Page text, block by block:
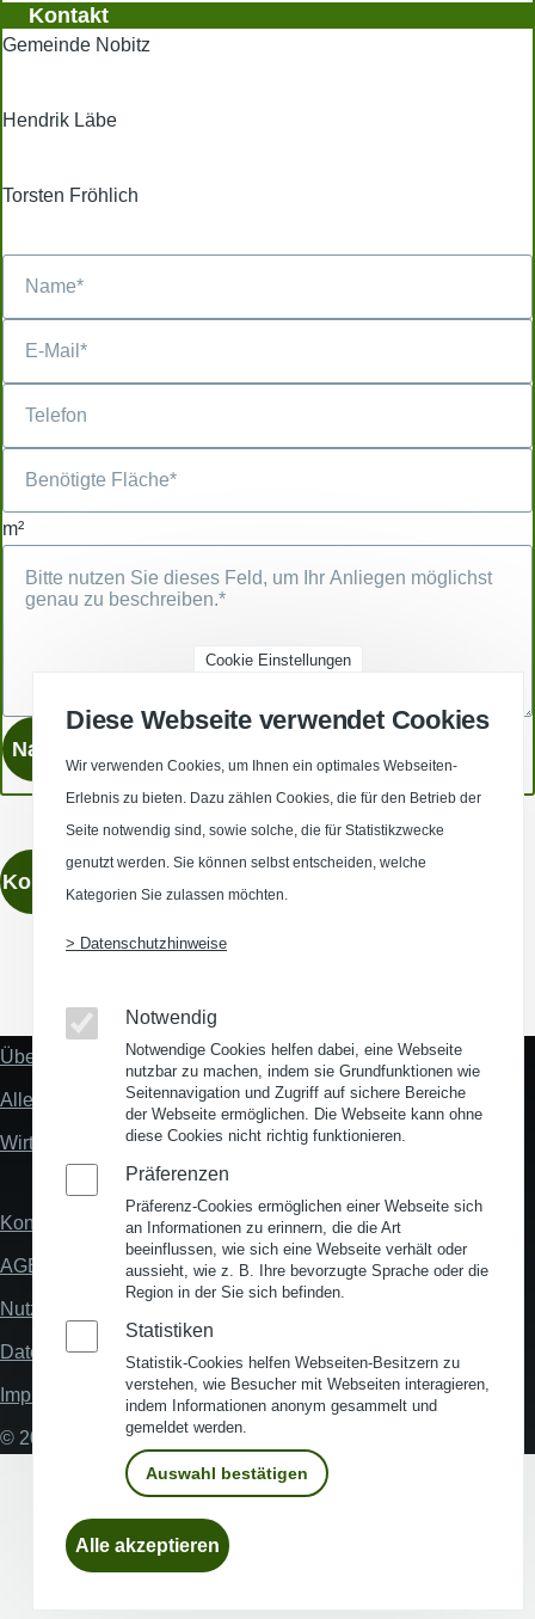
Kontakt
Gemeinde Nobitz
Hendrik Läbe
Torsten Fröhlich
m²
Kontaktieren
Fußzeile
Links
Über uns
Alles zum Thema Standortanalyse
Wirtschaftsstandort Deutschland
Fußzeile
Kontakt
AGB
Nutzungsbedingungen
Datenschutz
Impressum
© 2026 My Business Location
Cookie Einstellungen
Diese Webseite verwendet Cookies
Wir verwenden Cookies, um Ihnen ein optimales Webseiten-
Erlebnis zu bieten. Dazu zählen Cookies, die für den Betrieb der
Seite notwendig sind, sowie solche, die für Statistikzwecke
genutzt werden. Sie können selbst entscheiden, welche
Kategorien Sie zulassen möchten.
> Datenschutzhinweise
Notwendig
Notwendige Cookies helfen dabei, eine Webseite
nutzbar zu machen, indem sie Grundfunktionen wie
Seitennavigation und Zugriff auf sichere Bereiche
der Webseite ermöglichen. Die Webseite kann ohne
diese Cookies nicht richtig funktionieren.
Präferenzen
Präferenz-Cookies ermöglichen einer Webseite sich
an Informationen zu erinnern, die die Art
beeinflussen, wie sich eine Webseite verhält oder
aussieht, wie z. B. Ihre bevorzugte Sprache oder die
Region in der Sie sich befinden.
Statistiken
Statistik-Cookies helfen Webseiten-Besitzern zu
verstehen, wie Besucher mit Webseiten interagieren,
indem Informationen anonym gesammelt und
gemeldet werden.
Auswahl bestätigen
Alle akzeptieren